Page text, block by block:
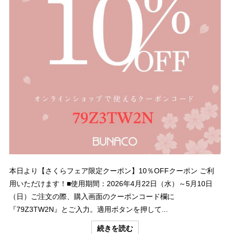
本日より【さくらフェア限定クーポン】10％OFFクーポン ご利
用いただけます！■使用期間：2026年4月22日（水）～5月10日
（日）ご注文の際、購入画面のクーポンコード欄に
『79Z3TW2N』とご入力。適用ボタンを押して...
続きを読む